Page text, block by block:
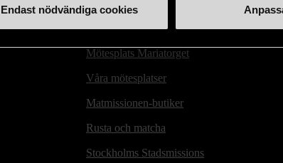
Endast nödvändiga cookies
Hitta till oss
Second hand-butiker
Mötesplats Mariatorget
Våra mötesplatser
Matmissionen-butiker
Rusta och matcha
Stockholms Stadsmissions